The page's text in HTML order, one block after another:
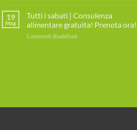
Gratuito
per
Giugno
|
Test
19
Mag
Tutti i sabati | Consulenza
alimentare gratuita! Prenota ora!
Commenti disabilitati